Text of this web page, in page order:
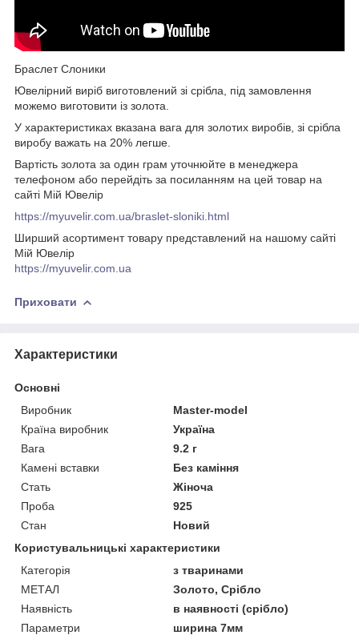
Браслет Слоники
Ювелірний виріб виготовлений зі срібла, під замовлення
можемо виготовити із золота.
У характеристиках вказана вага для золотих виробів, зі срібла
виробу важать на 20% легше.
Вартість золота за один грам уточнюйте в менеджера
телефоном або перейдіть за посиланням на цей товар на
сайті Мій Ювелір
https://myuvelir.com.ua/braslet-sloniki.html
Ширший асортимент товару представлений на нашому сайті
Мій Ювелір
https://myuvelir.com.ua
Приховати
Характеристики
Основні
Виробник
Master-model
Країна виробник
Україна
Вага
9.2 г
Камені вставки
Без каміння
Стать
Жіноча
Проба
925
Стан
Новий
Користувальницькі характеристики
Категорія
з тваринами
МЕТАЛ
Золото, Срібло
Наявність
в наявності (срібло)
Параметри
ширина 7мм